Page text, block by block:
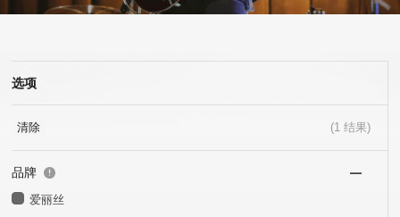
AWR58-7SL 09-58超轻
弦,七弦镀镍合金电吉他
弦,镍钢电吉他弦
A807 钢绳芯镍铬大提琴
弦
琴弦
A046C 钢环指套 -长加
短套装
选项
清除 (1结果)
品牌
爱丽丝